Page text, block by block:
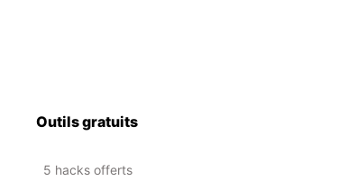
Outils gratuits
5 hacks offerts